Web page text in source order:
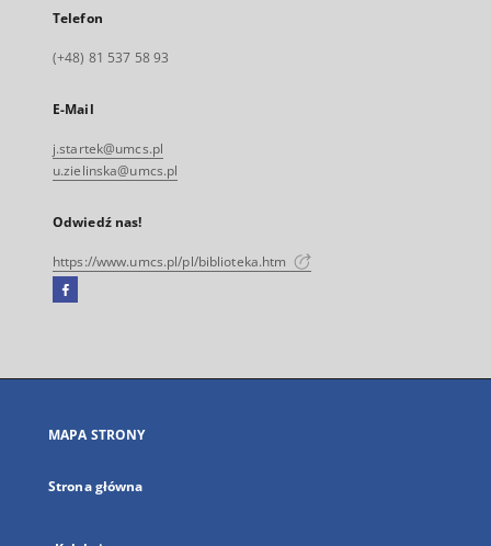
Telefon
(+48) 81 537 58 93
E-Mail
j.startek@umcs.pl
u.zielinska@umcs.pl
Odwiedź nas!
https://www.umcs.pl/pl/biblioteka.htm
Facebook
się
karcie
MAPA STRONY
Strona główna